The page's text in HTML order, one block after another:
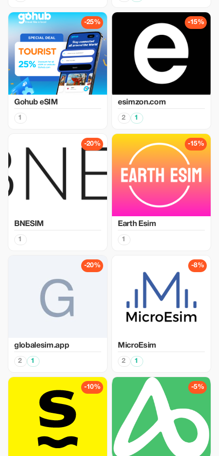
-25%
Gohub eSIM
1
-15%
esimzon.com
2 1
-20%
BNESIM
1
-15%
Earth Esim
1
-20%
globalesim.app
2 1
-8%
MicroEsim
2 1
-10% -5%